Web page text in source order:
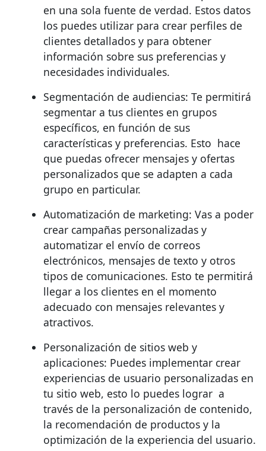
en una sola fuente de verdad. Estos datos
los puedes utilizar para crear perfiles de
clientes detallados y para obtener
información sobre sus preferencias y
necesidades individuales.
Segmentación de audiencias: Te permitirá
segmentar a tus clientes en grupos
específicos, en función de sus
características y preferencias. Esto hace
que puedas ofrecer mensajes y ofertas
personalizados que se adapten a cada
grupo en particular.
Automatización de marketing: Vas a poder
crear campañas personalizadas y
automatizar el envío de correos
electrónicos, mensajes de texto y otros
tipos de comunicaciones. Esto te permitirá
llegar a los clientes en el momento
adecuado con mensajes relevantes y
atractivos.
Personalización de sitios web y
aplicaciones: Puedes implementar crear
experiencias de usuario personalizadas en
tu sitio web, esto lo puedes lograr a
través de la personalización de contenido,
la recomendación de productos y la
optimización de la experiencia del usuario.